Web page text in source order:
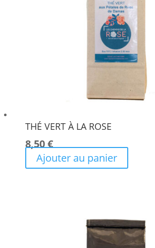
THÉ VERT À LA ROSE
8,50€
Ajouter au panier